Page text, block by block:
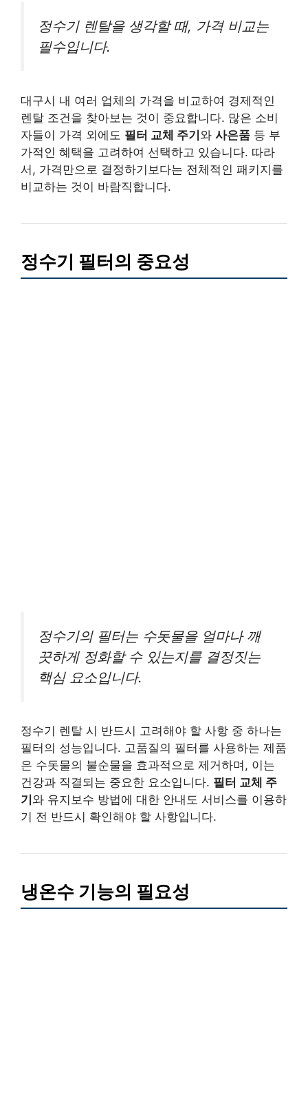
정수기 렌탈을 생각할 때, 가격 비교는
필수입니다.
대구시 내 여러 업체의 가격을 비교하여 경제적인
렌탈 조건을 찾아보는 것이 중요합니다. 많은 소비
자들이 가격 외에도 필터 교체 주기와 사은품 등 부
가적인 혜택을 고려하여 선택하고 있습니다. 따라
서, 가격만으로 결정하기보다는 전체적인 패키지를
비교하는 것이 바람직합니다.
정수기 필터의 중요성
정수기의 필터는 수돗물을 얼마나 깨
끗하게 정화할 수 있는지를 결정짓는
핵심 요소입니다.
정수기 렌탈 시 반드시 고려해야 할 사항 중 하나는
필터의 성능입니다. 고품질의 필터를 사용하는 제품
은 수돗물의 불순물을 효과적으로 제거하며, 이는
건강과 직결되는 중요한 요소입니다. 필터 교체 주
기 와 유지보수 방법에 대한 안내도 서비스를 이용하
기 전 반드시 확인해야 할 사항입니다.
냉온수 기능의 필요성